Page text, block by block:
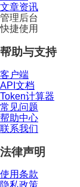
文章资讯
管理后台
快捷使用
帮助与支持
客户端
API文档
Token计算器
常见问题
帮助中心
联系我们
法律声明
使用条款